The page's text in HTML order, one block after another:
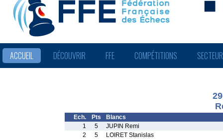
ACCUEIL DÉCOUVRIR FFE COMPÉTITIONS
Ech. Pts
Blancs
1
5
JUPIN Remi
2
5
LOIRET Stanislas